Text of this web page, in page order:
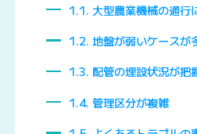
1.1 大型農業機械の通行
1.2 地盤が弱いケースが
1.3 配管の埋設状況が把
1.4 管理区分が複雑